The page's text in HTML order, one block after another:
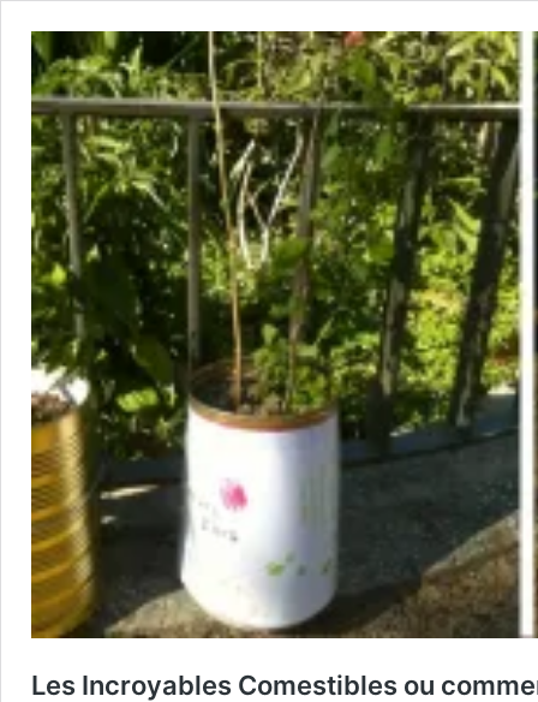
Les Incroyables Comestibles ou